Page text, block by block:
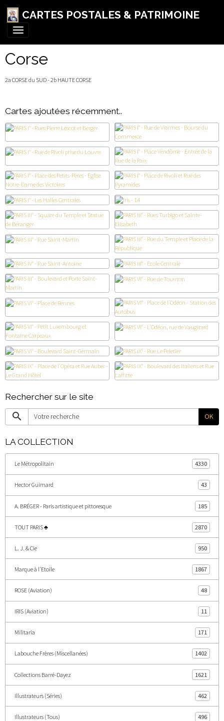
CARTES POSTALES & PATRIMOINE
Corse
2a CORSE du SUD - 2b HAUTE CORSE
Cartes ajoutées récemment..
Rechercher sur le site
OK
LA COLLECTION
Le Métropolitain 4330
Hector Guimard 43
A. BRÉGER - Paris artistique et pittoresque 185
TOUT PARIS ♣ 2870
L. J. & Cie 950
Marque à l'Etoile 1867
ROSE (Aviation) 48
IRIS (Aviation) 11
Militaria 171
Labouche Frères (Miscellanées) 1402
Collections Barré-Dayez 1621
Illustrateurs (Séries) 462
Illustrateurs (Tous) 496